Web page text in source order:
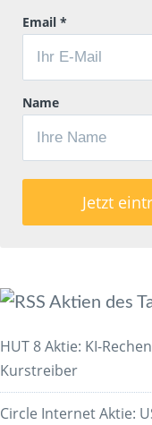
Email *
Name
Aktien des
HUT 8 Aktie: KI-
Kurstreiber
Circle Internet Aktie: